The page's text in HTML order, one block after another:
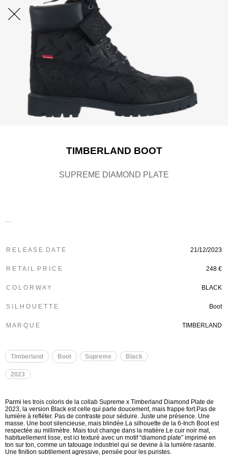
TIMBERLAND BOOT
SUPREME DIAMOND PLATE
....
R E L E A S E D A T E 21/12/2023
R E T A I L P R I C E 248 €
C O L O R W A Y BLACK
S I L H O U E T T E Boot
M A R Q U E TIMBERLAND
Timberland Boot Supreme Black
2023
Parmi les trois coloris de la collab Supreme x Timberland Diamond Plate de
2023, la version Black est celle qui parle doucement, mais frappe fort.Pas de
lumière à refléter. Pas de contraste pour séduire. Juste une présence. Une
masse. Une boot silencieuse, mais blindée.La silhouette de la 6-Inch Boot est
respectée au millimètre. Mais tout change dans la matière.Le cuir noir mat,
habituellement lisse, est ici texturé avec un motif “diamond plate” imprimé en
ton sur ton, comme un tatouage industriel qui se devine à la lumière rasante.
Une finition subtilement agressive, pensée pour les puristes.